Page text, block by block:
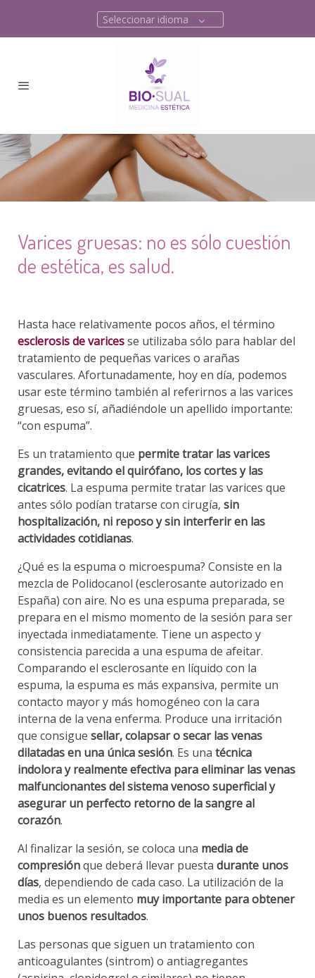
Seleccionar idioma
Varices gruesas: no es sólo cuestión
de estética, es salud.
Hasta hace relativamente pocos años, el término
esclerosis de varicesse utilizaba sólo para hablar del
tratamiento de pequeñas varices o arañas
vasculares. Afortunadamente, hoy en día, podemos
usar este término también al referirnos a las varices
gruesas, eso sí, añadiéndole un apellido importante:
“con espuma”.
Es un tratamiento que permite tratar las varices
grandes, evitando el quirófano, los cortes y las
cicatrices. La espuma permite tratar las varices que
antes sólo podían tratarse con cirugía,sin
hospitalización, ni reposo y sin interferir en las
actividades cotidianas.
¿Qué es la espuma o microespuma? Consiste en la
mezcla de Polidocanol (esclerosante autorizado en
España) con aire. No es una espuma preparada, se
prepara en el mismo momento de la sesión para ser
inyectada inmediatamente. Tiene un aspecto y
consistencia parecida a una espuma de afeitar.
Comparando el esclerosante en líquido con la
espuma, la espuma es más expansiva, permite un
contacto mayor y más homogéneo con la cara
interna de la vena enferma. Produce una irritación
que consiguesellar, colapsar o secar las venas
dilatadas en una única sesión. Es unatécnica
indolora y realmente efectiva para eliminar las venas
malfuncionantes del sistema venoso superficial y
asegurar un perfecto retorno de la sangre al
corazón.
Al finalizar la sesión, se coloca una media de
compresiónque deberá llevar puestadurante unos
días, dependiendo de cada caso. La utilización de la
media es un elemento muy importante para obtener
unos buenos resultados.
Las personas que siguen un tratamiento con
anticoagulantes (sintrom) o antiagregantes